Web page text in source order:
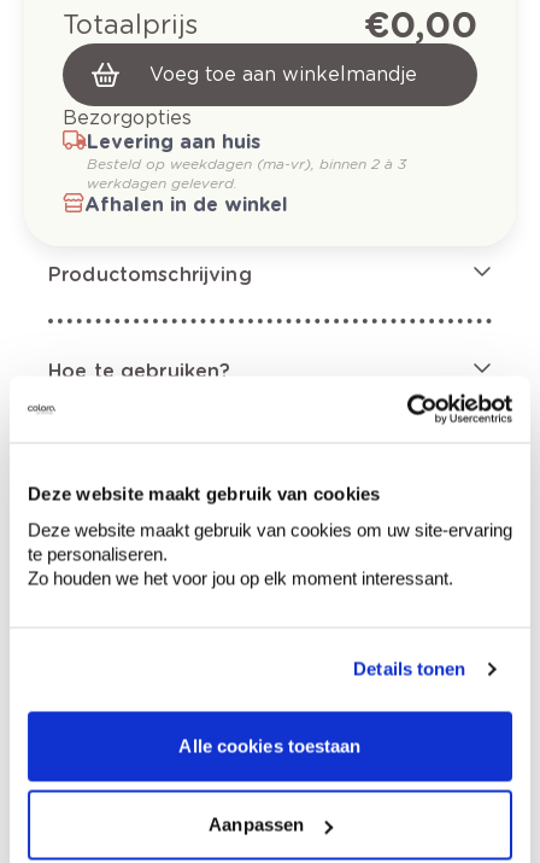
Deze website maakt gebruik van cookies
Deze website maakt gebruik van cookies om uw site-ervaring
te personaliseren.
Zo houden we het voor jou op elk moment interessant.
Details tonen
Alle cookies toestaan
Aanpassen
Totaalprijs € 0,00
Voeg toe aan winkelmandje
Bezorgopties
Levering aan huis
Besteld op weekdagen (ma-vr), binnen 2 à 3
werkdagen geleverd.
Afhalen in de winkel
Productomschrijving
Hoe te gebruiken?
Etiketinformatie
Bevat 3-jood-2-propynylbutylcarbamaat; 1,2-
isothiazool-3-on. Kan een allergische
huidreactie veroorzaken., Giftig voor in het